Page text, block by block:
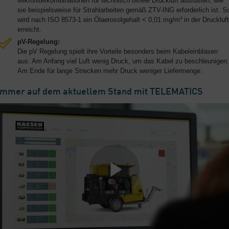
sie beispielsweise für Strahlarbeiten gemäß ZTV-ING erforderlich ist.
wird nach ISO 8573-1 ein Ölaerosolgehalt < 0,01 mg/m³ in der Druckluft
erreicht.
pV-Regelung:
Die pV Regelung spielt ihre Vorteile besonders beim Kabeleinblasen
aus: Am Anfang viel Luft wenig Druck, um das Kabel zu beschleunigen.
Am Ende für lange Strecken mehr Druck weniger Liefermenge.
auf dem aktuellem Stand mit TELEMATICS